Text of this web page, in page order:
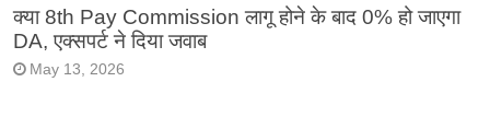
क्या 8th Pay Commission लागू होने के बाद 0% हो जाएगा
DA, एक्सपर्ट ने दिया जवाब
May 13, 2026